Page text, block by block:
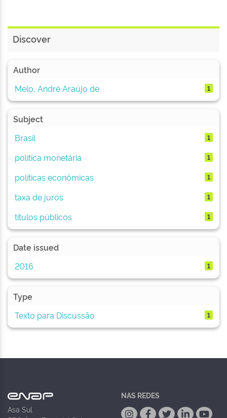
Discover
Author
Melo, André Araújo de
1
Subject
Brasil
1
política monetária 1
políticas econômicas 1
taxa de juros 1
títulos públicos 1
Date issued
2016
1
Type
Texto para Discussão
1
Asa Sul
NAS REDES